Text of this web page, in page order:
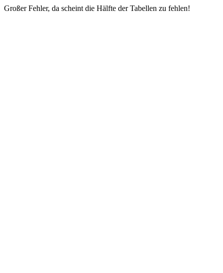
Großer Fehler, da scheint die Hälfte der Tabellen zu fehlen!